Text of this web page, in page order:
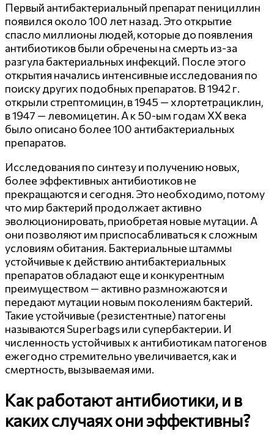
Первый антибактериальный препарат пенициллин
появился около 100 лет назад. Это открытие
спасло миллионы людей, которые до появления
антибиотиков были обречены на смерть из-за
разгула бактериальных инфекций. После этого
открытия начались интенсивные исследования по
поиску других подобных препаратов. В 1942 г.
открыли стрептомицин, в 1945 — хлортетрациклин,
в 1947 — левомицетин. А к 50-ым годам XX века
было описано более 100 антибактериальных
препаратов.
Исследования по синтезу и получению новых,
более эффективных антибиотиков не
прекращаются и сегодня. Это необходимо, потому
что мир бактерий продолжает активно
эволюционировать, приобретая новые мутации. А
они позволяют им приспосабливаться к сложным
условиям обитания. Бактериальные штаммы
устойчивые к действию антибактериальных
препаратов обладают еще и конкурентным
преимуществом — активно размножаются и
передают мутации новым поколениям бактерий.
Такие устойчивые (резистентные) патогены
называются Superbags или супербактерии. И
численность устойчивых к антибиотикам патогенов
ежегодно стремительно увеличивается, как и
смертность, вызываемая ими.
Как работают антибиотики, и в
каких случаях они эффективны?